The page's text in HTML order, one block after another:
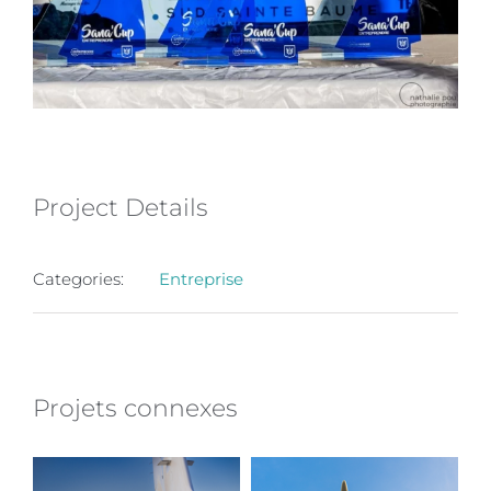
Project Details
Categories: Entreprise
Projets connexes